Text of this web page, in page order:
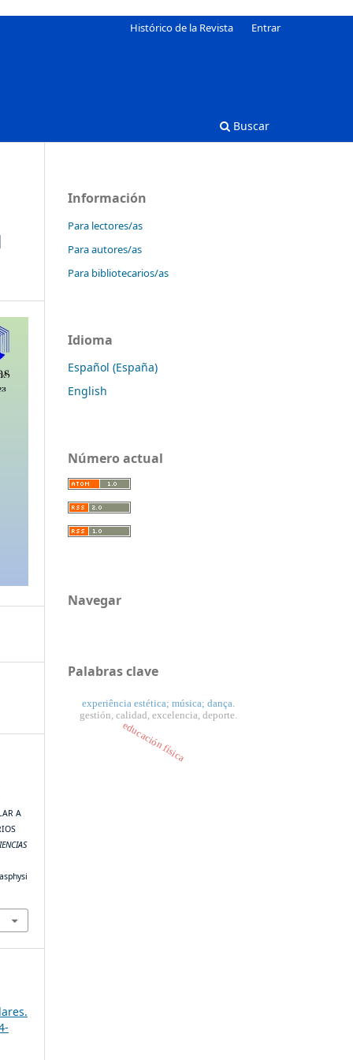
Buscar
Histórico de la Revista Entrar
A
Información
Para lectores/as
Para autores/as
Para bibliotecarios/as
Idioma
Español (España)
English
Número actual
Navegar
Palabras clave
educación física
gestión, calidad, excelencia, deporte.
experiência estética; música; dança.